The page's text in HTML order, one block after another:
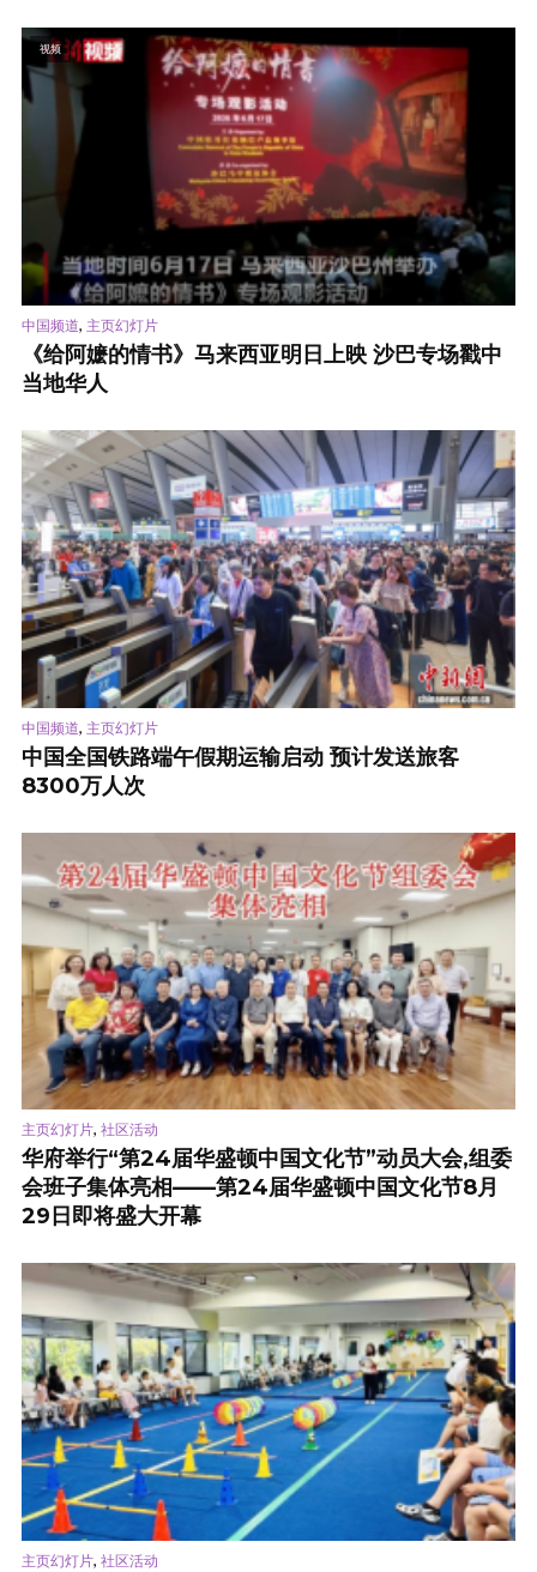
视频
中国频道, 主页幻灯片
《给阿嬷的情书》马来西亚明日上映 沙巴专场戳中
当地华人
中国频道, 主页幻灯片
中国全国铁路端午假期运输启动 预计发送旅客
8300万人次
主页幻灯片, 社区活动
华府举行“第24届华盛顿中国文化节”动员大会,组委
会班子集体亮相——第24届华盛顿中国文化节8月
29日即将盛大开幕
主页幻灯片, 社区活动